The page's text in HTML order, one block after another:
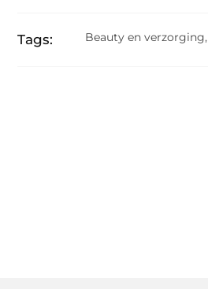
Tags: Beauty en verzorging,